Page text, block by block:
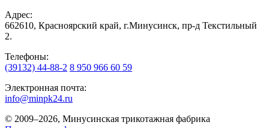
Адрес:
662610, Красноярский край, г.Минусинск, пр-д Текстильный
2.
Телефоны:
(39132) 44-88-2 8 950 966 60 59
Электронная почта:
info@minpk24.ru
© 2009–2026, Минусинская трикотажная фабрика